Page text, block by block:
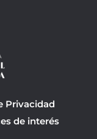
Privacidad
de interés